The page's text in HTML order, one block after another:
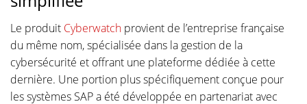
Le produit Cyberwatch provient de l’entreprise française
du même nom, spécialisée dans la gestion de la
cybersécurité et offrant une plateforme dédiée à cette
dernière. Une portion plus spécifiquement conçue pour
les systèmes SAP a été développée en partenariat avec